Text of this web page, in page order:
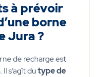
à prévoir
borne
Jura ?
de recharge est
. Il s’agît dutype de